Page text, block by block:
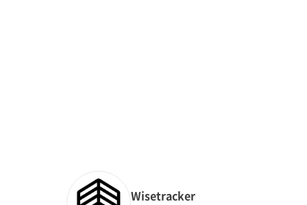
Wisetracker